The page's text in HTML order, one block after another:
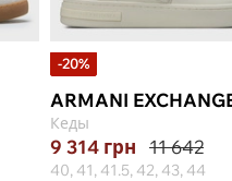
-20%
ARMANI
Кеды
9 314 грн 11 642
40, 41, 41.5, 42, 43, 44